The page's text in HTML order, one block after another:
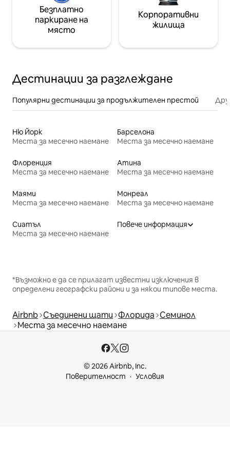
Безплатно
паркиране на
място
Корпоративни
жилища
Дестинации за разглеждане
Популярни дестинации за продължителен престой
Ню Йорк
Места за месечно наемане
Барселона
Места за месечно наемане
Флоренция
Места за месечно наемане
Атина
Места за месечно наемане
Маями
Места за месечно наемане
Монреал
Места за месечно наемане
Сиатъл
Места за месечно наемане
Повече информация
*Възможно е да се прилагат известни изключения в
определени географски райони и за някои типове места.
Airbnb Съединени щати Флорида Семинол
Места за месечно наемане
© 2026 Airbnb, Inc.
Поверителност
Условия